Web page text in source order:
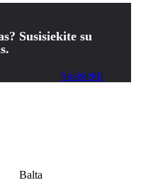
Susisiekite su
Susisiekti
Balta